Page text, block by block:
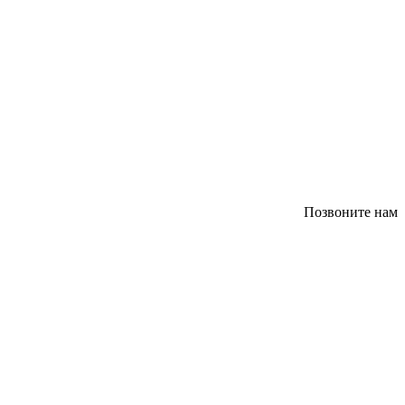
Позвоните нам